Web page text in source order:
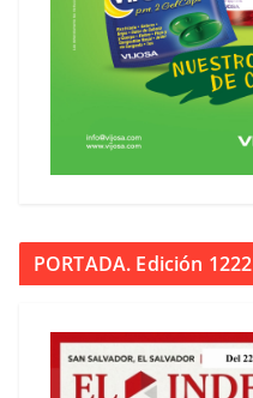
PORTADA. Edición 1222